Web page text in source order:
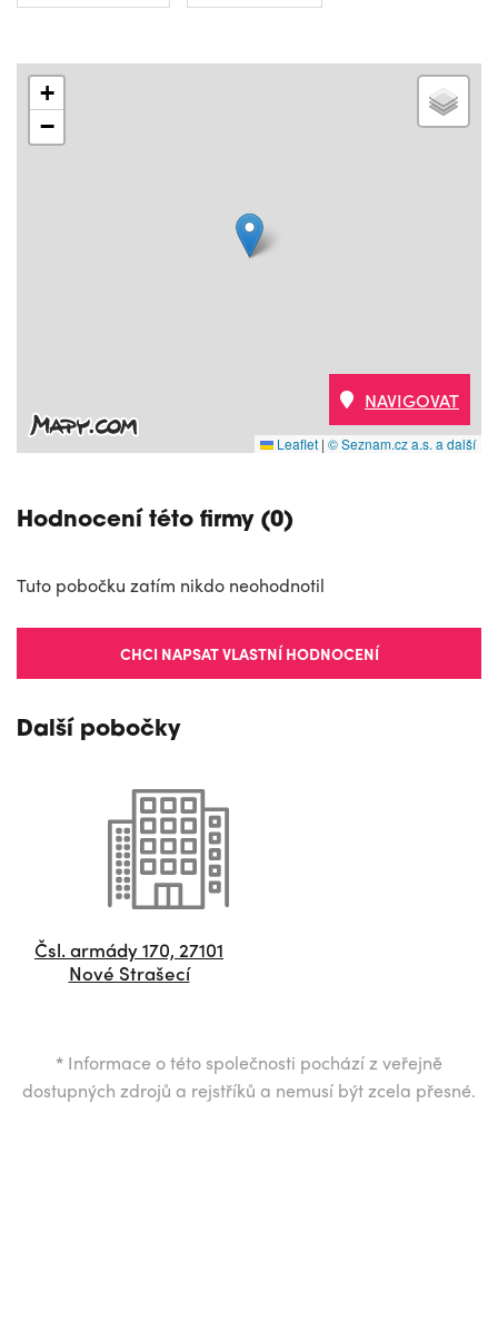
+
−
Leaflet | © Seznam.cz a.s. a další
NAVIGOVAT
Hodnocení této firmy (0)
Tuto pobočku zatím nikdo neohodnotil
CHCI NAPSAT VLASTNÍ HODNOCENÍ
Další pobočky
Čsl. armády 170, 27101
Nové Strašecí
* Informace o této společnosti pochází z veřejně
dostupných zdrojů a rejstříků a nemusí být zcela přesné.